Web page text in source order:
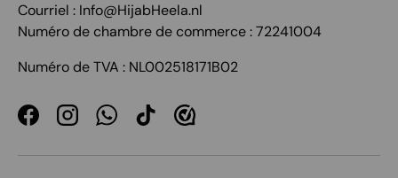
Courriel : Info@HijabHeela.nl
Numéro de chambre de commerce : 72241004
Numéro de TVA : NL002518171B02
FacebookInstagramWhatsApp
TikTok